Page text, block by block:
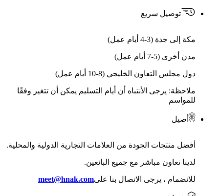
توصيل سريع
مكة إلى جدة (3-4 أيام عمل)
مدن أخرى (5-7 أيام عمل)
دول مجلس التعاون الخليجي (8-10 أيام عمل)
ملاحظة: يرجى الأنتباه أن أيام التسليم يمكن أن تتغير وفقًا
للمواسم
أصيل
أفضل منتجات الجودة من العلامات التجارية الدولية والمحلية.
لدينا تعاون مباشر مع جميع البائعين.
للانضمام ، يرجى الاتصال بنا علىmeet@hnak.com